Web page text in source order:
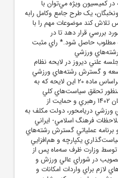
کميسيون ويژه مي‌توان با
ونخبگان، يک طرح جامع وکامل رابه
تلاش کند موضوعات مهم را با
بررسي قرار دهد تا در
مطلوب حاصل شود.* راي مثبت
ورزشي
علني ديروز در لايحه نظام
و گسترش رشته‌هاي ورزشي
دريامحور را مشخص کردند.براساس ماده 20 اين لايحه که به
تحقق سياست‌هاي کلي
توسعه دريامحور ابلاغي 16 آبان 1402 رهبري و حمايت از
ورزشي دريامحور، دولت مکلف به
فرهنگ اسلامي- ايراني
عملياتي گسترش رشته‌هاي
يکپارچه و هم‌افزايي
توسط وزارت ظرف سه‌ماه پس از
تصويب در شوراي عالي ورزش و
براي واردات امکانات و